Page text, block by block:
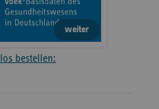
weiter
bestellen: